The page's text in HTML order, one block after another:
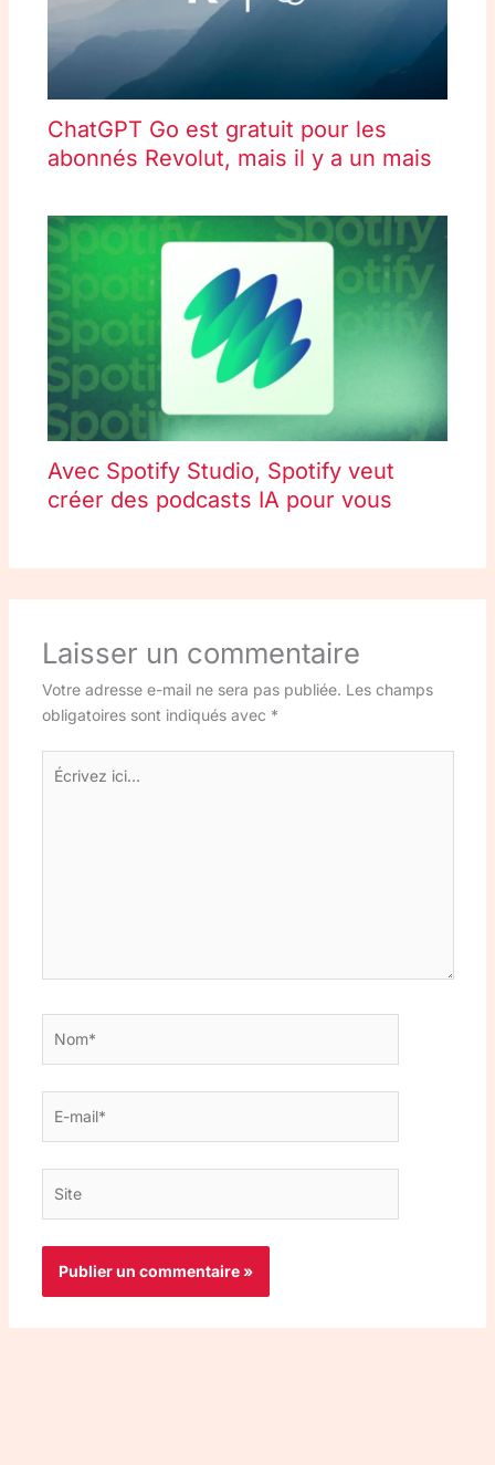
ChatGPT Go est gratuit pour les
abonnés Revolut, mais il y a un mais
Avec Spotify Studio, Spotify veut
créer des podcasts IA pour vous
Laisser un commentaire
Votre adresse e-mail ne sera pas publiée. Les champs
obligatoires sont indiqués avec *
Écrivez
ici…
mail*